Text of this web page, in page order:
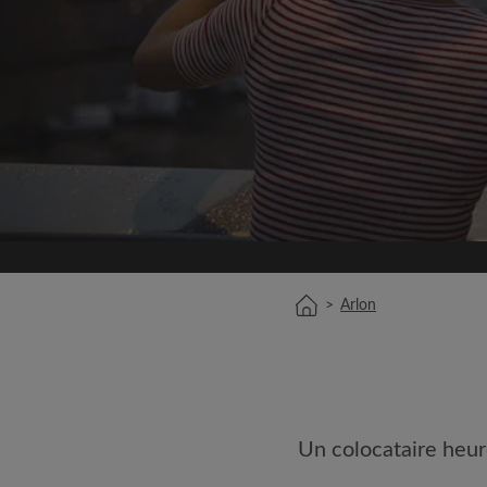
Inscrivez-vous
Nous ne publierons
votre
Trouvez
Faites une recherche
semble important
Consultez les
Sauvegardez vos
Faites vos demandes
colocataires de ce
> Arlon
Un colocataire